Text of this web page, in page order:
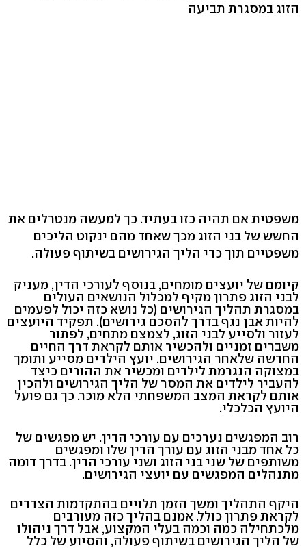
הזוג במסגרת תביעה
משפטית אם תהיה כזו בעתיד. כך למעשה מנטרלים את
החשש של בני הזוג מכך שאחד מהם ינקוט הליכים
משפטיים תוך כדי הליך הגירושים בשיתוף פעולה.
קיומם של יועצים מומחים, בנוסף לעורכי הדין, מעניק
לבני הזוג פתרון מקיף למכלול הנושאים העולים
במסגרת תהליך הגירושים (כל נושא כזה יכול לפעמים
להיות אבן נגף בדרך להסכם גירושים). תפקיד היועצים
לעזור ולסייע לבני הזוג, לצמצם מתחים, לפתור
משברים זמניים ולהכשיר אותם לקראת דרך החיים
החדשה שלאחר הגירושים. יועץ הילדים מסייע ותומך
במצוקה הנגרמת לילדים ומכשיר את ההורים כיצד
להעביר לילדים את המסר של הליך הגירושים ולהכין
אותם לקראת המצב המשפחתי הלא מוכר. כך גם פועל
היועץ הכלכלי.
רוב המפגשים נערכים עם עורכי הדין. יש מפגשים של
כל אחד מבני הזוג עם עורך הדין שלו ומפגשים
משותפים של שני בני הזוג ושני עורכי הדין. בדרך דומה
מתנהלים המפגשים עם יועצי הגירושים.
היקף התהליך ומשך הזמן תלויים בהתקדמות הצדדים
לקראת פתרון כולל. אמנם בהליך כזה מעורבים
מלכתחילה כמה וכמה בעלי המקצוע, אבל דרך ניהולו
של הליך הגירושים בשיתוף פעולה, והסיוע של כלל